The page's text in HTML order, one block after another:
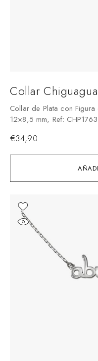
Collar
Collar de Plata con
12×8,5 mm, Ref:
€34,90